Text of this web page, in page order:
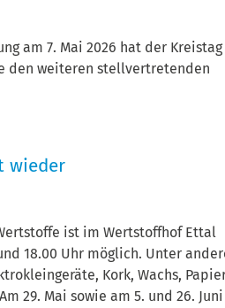
am 7. Mai 2026 hat der
den weiteren stellvertretenden
wieder
ist im Wertstoffhof Ettal
18.00 Uhr möglich. Unter
Kork, Wachs,
29. Mai sowie am 5. und 26. Juni